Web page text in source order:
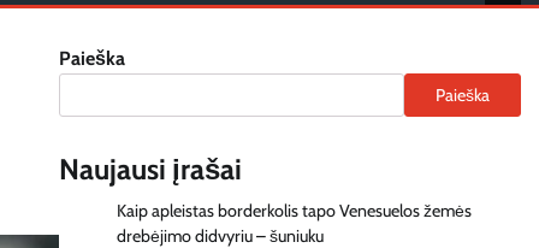
Paieška
Paieška
Naujausi įrašai
Kaip apleistas borderkolis tapo Venesuelos žemės
drebėjimo didvyriu – šuniuku